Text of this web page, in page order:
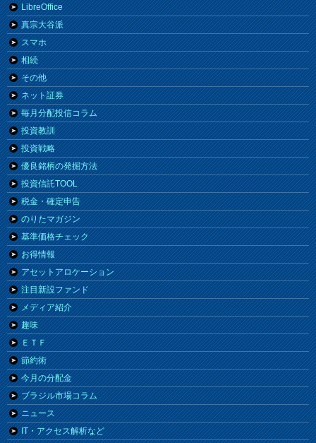
LibreOffice
真宗大谷派
スマホ
相続
その他
ネット証券
毎月分配投信コラム
投資教訓
投資戦略
優良銘柄の発掘方法
投資信託TOOL
税金・確定申告
のりたマガジン
基準価格チェック
お得情報
アセットアロケーション
注目新設ファンド
メディア紹介
趣味
ＥＴＦ
節約術
今月の分配金
ブラジル市場コラム
ニュース
IT・アクセス解析など